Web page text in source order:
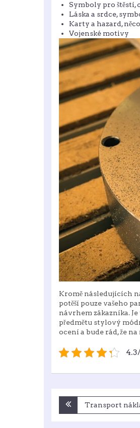
Symboly pro štěstí,
Láska a srdce,
Karty a hazard,
Vojenské motivy
Kromě následujících
potěší pouze vašeho
návrhem zákazníka.
předmětu stylový
ocení a bude rád, že
Navigace
Transport